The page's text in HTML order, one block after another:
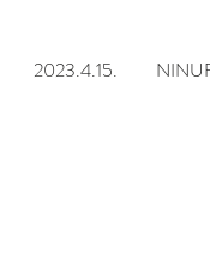
2023.4.15.　　